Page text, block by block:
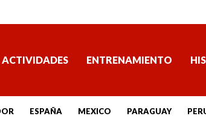
ACTIVIDADES ENTRENAMIENTO
ESPAÑA MEXICO PARAGUAY